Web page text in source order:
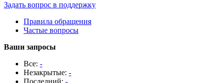
Задать вопрос в поддержку
Правила обращения
Частые вопросы
Ваши запросы
Все: -
Незакрытые: -
Последний: -